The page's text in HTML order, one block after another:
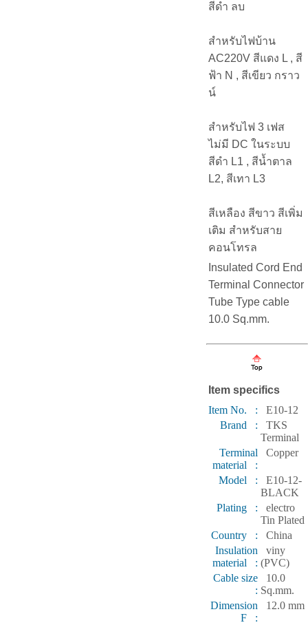
สีดำ ลบ
สำหรับไฟบ้าน
AC220V สีแดง L , สี
ฟ้า N , สีเขียว กราว
น์
สำหรับไฟ 3 เฟส
ไม่มี DC ในระบบ
สีดำ L1 , สีน้ำตาล
L2, สีเทา L3
สีเหลือง สีขาว สีเพิ่ม
เติม สำหรับสาย
คอนโทรล
Insulated Cord End
Terminal Connector
Tube Type cable
10.0 Sq.mm.
Item specifics
Item No. :
E10-12
Brand :
TKS
Terminal
Terminal
material :
Copper
Model :
E10-12-
BLACK
Plating :
electro
Tin Plated
Country :
China
Insulation
material :
viny
(PVC)
Cable size
:
10.0
Sq.mm.
Dimension
F :
12.0 mm